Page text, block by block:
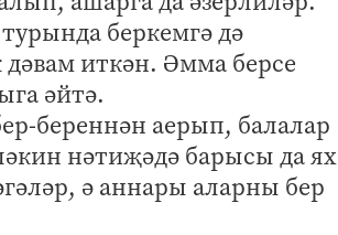
беркемгә дә
иткән. Әмма берсе
әйтә.
береннән аерып, балалар
нәтиҗәдә барысы да
ә аннары аларны бер